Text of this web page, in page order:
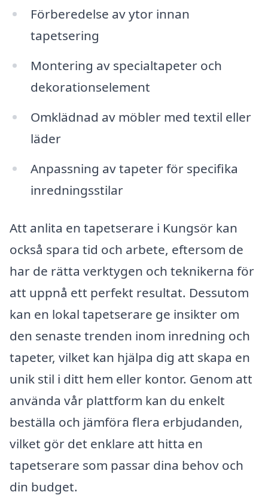
Förberedelse av ytor innan
tapetsering
Montering av specialtapeter och
dekorationselement
Omklädnad av möbler med textil eller
läder
Anpassning av tapeter för specifika
inredningsstilar
Att anlita en tapetserare i Kungsör kan
också spara tid och arbete, eftersom de
har de rätta verktygen och teknikerna för
att uppnå ett perfekt resultat. Dessutom
kan en lokal tapetserare ge insikter om
den senaste trenden inom inredning och
tapeter, vilket kan hjälpa dig att skapa en
unik stil i ditt hem eller kontor. Genom att
använda vår plattform kan du enkelt
beställa och jämföra flera erbjudanden,
vilket gör det enklare att hitta en
tapetserare som passar dina behov och
din budget.